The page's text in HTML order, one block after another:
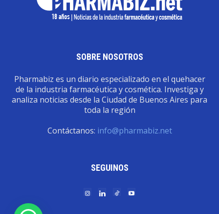
SOBRE NOSOTROS
Pharmabiz es un diario especializado en el quehacer
de la industria farmacéutica y cosmética. Investiga y
analiza noticias desde la Ciudad de Buenos Aires para
toda la región
Contáctanos: info@pharmabiz.net
SEGUINOS